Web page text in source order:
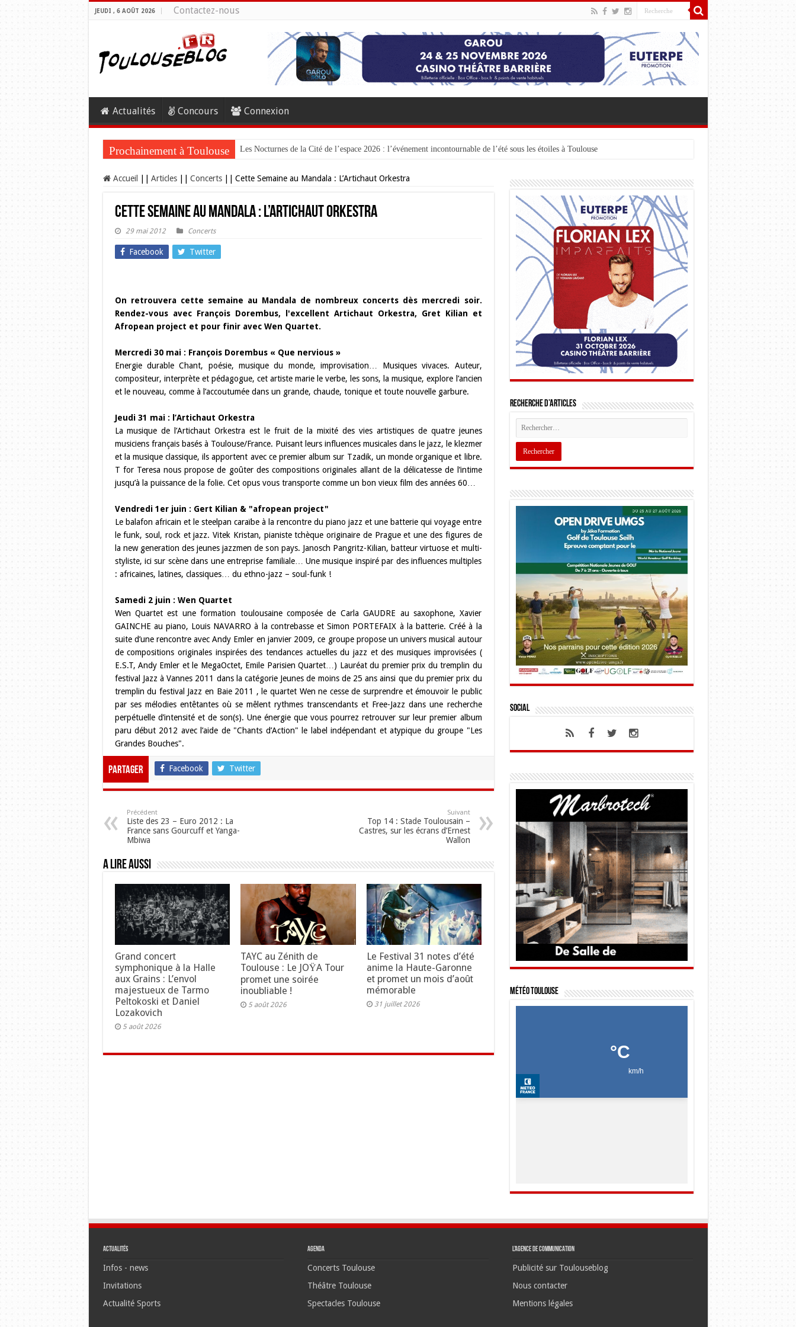
JEUDI , 6 AOÛT 2026 Contactez-nous
Actualités Concours Connexion
Prochainement à Toulouse Les Nocturnes de la Cité de l’espace 2026 : l’événement incontournable de l’été sous les étoiles à Toulouse
Accueil Articles Concerts Cette Semaine au Mandala : L’Artichaut Orkestra
Cette Semaine au Mandala : L’Artichaut Orkestra
29 mai 2012 Concerts
Facebook Twitter
On retrouvera cette semaine au Mandala de nombreux concerts dès mercredi soir.
Rendez-vous avec François Dorembus, l'excellent Artichaut Orkestra, Gret Kilian et
Afropean project et pour finir avec Wen Quartet.
Mercredi 30 mai : François Dorembus « Que nervious »
Energie durable Chant, poésie, musique du monde, improvisation… Musiques vivaces. Auteur,
compositeur, interprète et pédagogue, cet artiste marie le verbe, les sons, la musique, explore l’ancien
et le nouveau, comme à l’accoutumée dans un grande, chaude, tonique et toute nouvelle garbure.
Jeudi 31 mai : l’Artichaut Orkestra
La musique de l’Artichaut Orkestra est le fruit de la mixité des vies artistiques de quatre jeunes
musiciens français basés à Toulouse/France. Puisant leurs influences musicales dans le jazz, le klezmer
et la musique classique, ils apportent avec ce premier album sur Tzadik, un monde organique et libre.
T for Teresa nous propose de goûter des compositions originales allant de la délicatesse de l’intime
jusqu’à la puissance de la folie. Cet opus vous transporte comme un bon vieux film des années 60…
Vendredi 1er juin : Gert Kilian & "afropean project"
Le balafon africain et le steelpan caraïbe à la rencontre du piano jazz et une batterie qui voyage entre
le funk, soul, rock et jazz. Vitek Kristan, pianiste tchèque originaire de Prague et une des figures de
la new generation des jeunes jazzmen de son pays. Janosch Pangritz-Kilian, batteur virtuose et multi-
styliste, ici sur scène dans une entreprise familiale… Une musique inspiré par des influences multiples
: africaines, latines, classiques… du ethno-jazz – soul-funk !
Samedi 2 juin : Wen Quartet
Wen Quartet est une formation toulousaine composée de Carla GAUDRE au saxophone, Xavier
GAINCHE au piano, Louis NAVARRO à la contrebasse et Simon PORTEFAIX à la batterie. Créé à la
suite d’une rencontre avec Andy Emler en janvier 2009, ce groupe propose un univers musical autour
de compositions originales inspirées des tendances actuelles du jazz et des musiques improvisées (
E.S.T, Andy Emler et le MegaOctet, Emile Parisien Quartet…) Lauréat du premier prix du tremplin du
festival Jazz à Vannes 2011 dans la catégorie Jeunes de moins de 25 ans ainsi que du premier prix du
tremplin du festival Jazz en Baie 2011 , le quartet Wen ne cesse de surprendre et émouvoir le public
par ses mélodies entêtantes où se mêlent rythmes transcendants et Free-Jazz dans une recherche
perpétuelle d’intensité et de son(s). Une énergie que vous pourrez retrouver sur leur premier album
paru début 2012 avec l’aide de "Chants d’Action" le label indépendant et atypique du groupe "Les
Grandes Bouches".
Partager Facebook Twitter
Précédent
Liste des 23 – Euro 2012 : La
France sans Gourcuff et Yanga-
Mbiwa
Suivant
Top 14 : Stade Toulousain –
Castres, sur les écrans d’Ernest
Wallon
A lire aussi
Grand concert
symphonique à la Halle
aux Grains : L’envol
majestueux de Tarmo
Peltokoski et Daniel
Lozakovich
5 août 2026
TAYC au Zénith de
Toulouse : Le JOŸA Tour
promet une soirée
inoubliable !
5 août 2026
Le Festival 31 notes d’été
anime la Haute-Garonne
et promet un mois d’août
mémorable
31 juillet 2026
Recherche d’articles
Social
Météo Toulouse
Actualités
Infos - news
Invitations
Actualité Sports
Agenda
Concerts Toulouse
Théâtre Toulouse
Spectacles Toulouse
L’agence de communication
Publicité sur Toulouseblog
Nous contacter
Mentions légales